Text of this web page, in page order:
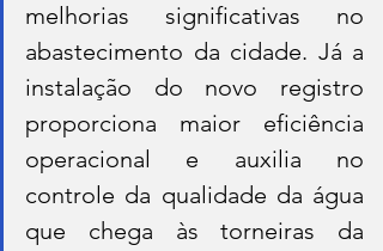
melhorias significativas no
abastecimento da cidade. Já a
instalação do novo registro
proporciona maior eficiência
operacional e auxilia no
controle da qualidade da água
que chega às torneiras da